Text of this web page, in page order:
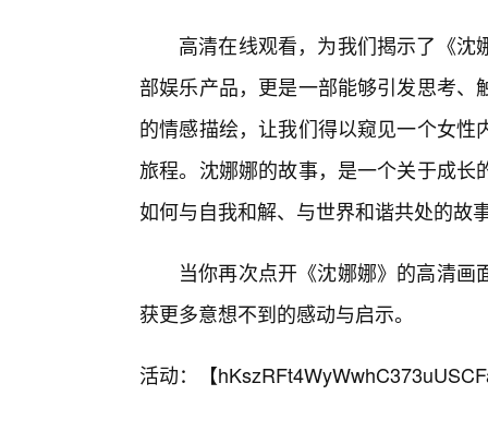
高清在线观看，为我们揭示了《
部娱乐产品，更是一部能够引发思考
的情感描绘，让我们得以窥见一个女
旅程。沈娜娜的故事，是一个关于成
如何与自我和解、与世界和谐共处的故
当你再次点开《沈娜娜》的高清
获更多意想不到的感动与启示。
活动：【